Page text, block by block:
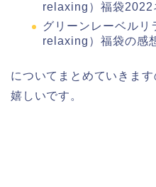
relaxing）福袋2022
グリーンレーベル
relaxing）福袋の感
についてまとめていきま
嬉しいです。